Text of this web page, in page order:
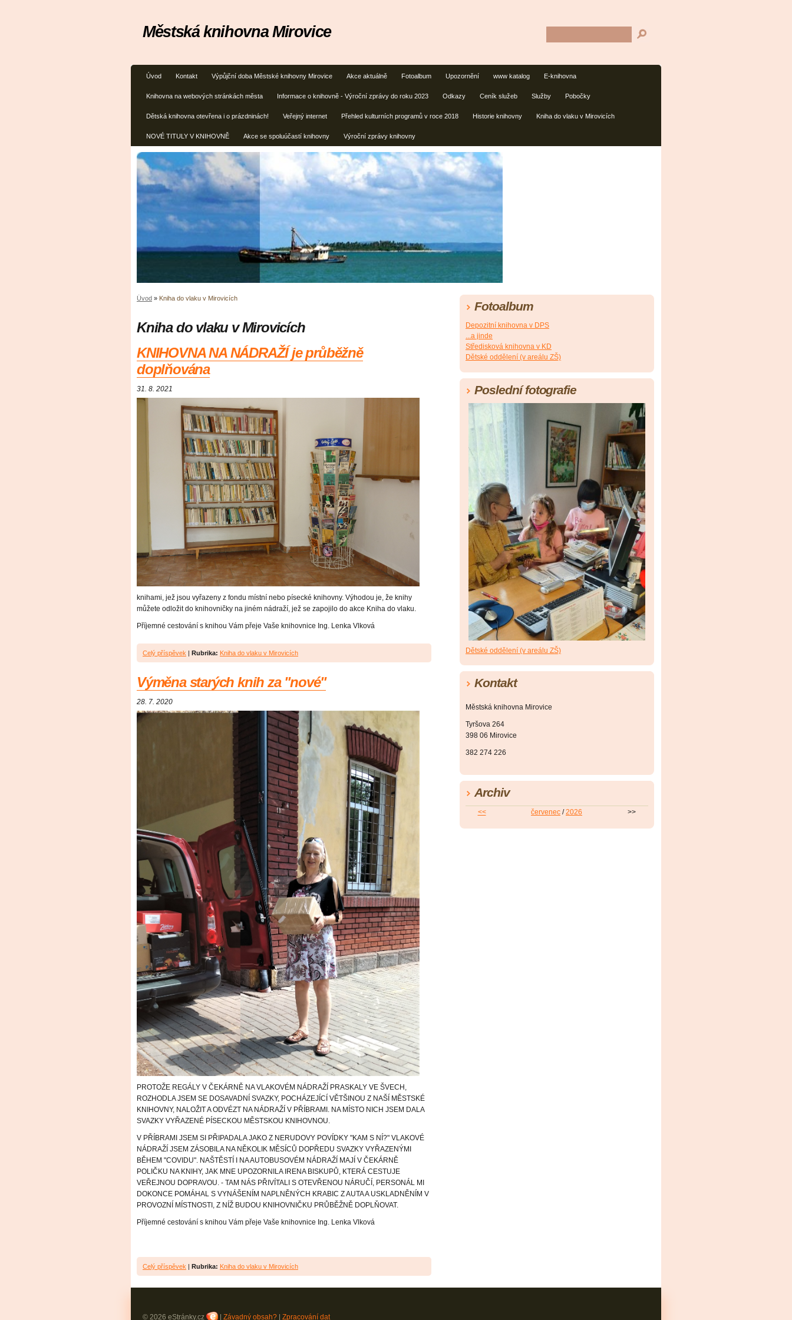
Úvod Kontakt Výpůjční doba Městské knihovny Mirovice Akce aktuálně Fotoalbum Upozornění www katalog E-knihovna
Knihovna na webových stránkách města Informace o knihovně - Výroční zprávy do roku 2023 Odkazy Ceník služeb Služby Pobočky
Dětská knihovna otevřena i o prázdninách! Veřejný internet Přehled kulturních programů v roce 2018 Historie knihovny Kniha do vlaku v Mirovicích
NOVÉ TITULY V KNIHOVNĚ Akce se spoluúčastí knihovny Výroční zprávy knihovny
Městská knihovna Mirovice
Úvod » Kniha do vlaku v Mirovicích
Kniha do vlaku v Mirovicích
KNIHOVNA NA NÁDRAŽÍ je průběžně
doplňována
31. 8. 2021
knihami, jež jsou vyřazeny z fondu místní nebo písecké knihovny. Výhodou je, že knihy
můžete odložit do knihovničky na jiném nádraží, jež se zapojilo do akce Kniha do vlaku.
Příjemné cestování s knihou Vám přeje Vaše knihovnice Ing. Lenka Vlková
Celý příspěvek | Rubrika: Kniha do vlaku v Mirovicích
Výměna starých knih za "nové"
28. 7. 2020
PROTOŽE REGÁLY V ČEKÁRNĚ NA VLAKOVÉM NÁDRAŽÍ PRASKALY VE ŠVECH,
ROZHODLA JSEM SE DOSAVADNÍ SVAZKY, POCHÁZEJÍCÍ VĚTŠINOU Z NAŠÍ MĚSTSKÉ
KNIHOVNY, NALOŽIT A ODVÉZT NA NÁDRAŽÍ V PŘÍBRAMI. NA MÍSTO NICH JSEM DALA
SVAZKY VYŘAZENÉ PÍSECKOU MĚSTSKOU KNIHOVNOU.
V PŘÍBRAMI JSEM SI PŘIPADALA JAKO Z NERUDOVY POVÍDKY "KAM S NÍ?" VLAKOVÉ
NÁDRAŽÍ JSEM ZÁSOBILA NA NĚKOLIK MĚSÍCŮ DOPŘEDU SVAZKY VYŘAZENÝMI
BĚHEM "COVIDU". NAŠTĚSTÍ I NA AUTOBUSOVÉM NÁDRAŽÍ MAJÍ V ČEKÁRNĚ
POLIČKU NA KNIHY, JAK MNE UPOZORNILA IRENA BISKUPŮ, KTERÁ CESTUJE
VEŘEJNOU DOPRAVOU. - TAM NÁS PŘIVÍTALI S OTEVŘENOU NÁRUČÍ, PERSONÁL MI
DOKONCE POMÁHAL S VYNÁŠENÍM NAPLNĚNÝCH KRABIC Z AUTA A USKLADNĚNÍM V
PROVOZNÍ MÍSTNOSTI, Z NÍŽ BUDOU KNIHOVNIČKU PRŮBĚŽNĚ DOPLŇOVAT.
Příjemné cestování s knihou Vám přeje Vaše knihovnice Ing. Lenka Vlková
Celý příspěvek | Rubrika: Kniha do vlaku v Mirovicích
Fotoalbum
Depozitní knihovna v DPS
...a jinde
Středisková knihovna v KD
Dětské oddělení (v areálu ZŠ)
Poslední fotografie
Dětské oddělení (v areálu ZŠ)
Kontakt
Městská knihovna Mirovice
Tyršova 264
398 06 Mirovice
382 274 226
Archiv
<< červenec /2026 >>
© 2026 eStránky.cz | Závadný obsah? | Zpracování dat